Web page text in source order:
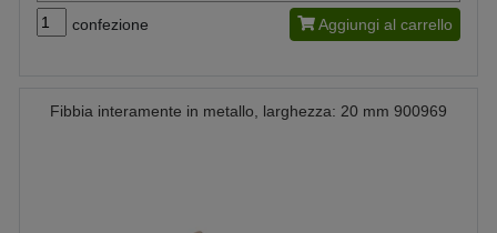
confezione Aggiungi al carrello
Fibbia interamente in metallo, larghezza: 20 mm 900969